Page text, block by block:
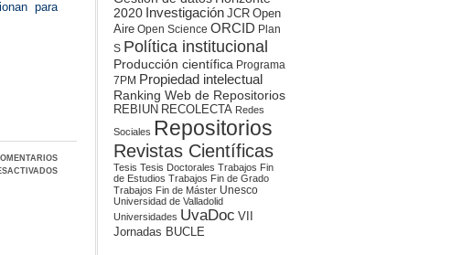
para
en
investigación
2020 Investigación JCR Open
Aire Open Science ORCID Plan
S Política institucional
Producción científica Programa
7PM Propiedad intelectual
Ranking Web de Repositorios
REBIUN RECOLECTA Redes
Sociales Repositorios
Revistas Científicas
Tesis Tesis Doctorales Trabajos Fin
de Estudios Trabajos Fin de Grado
Trabajos Fin de Máster Unesco
Universidad de Valladolid
Universidades UvaDoc VII
Jornadas BUCLE